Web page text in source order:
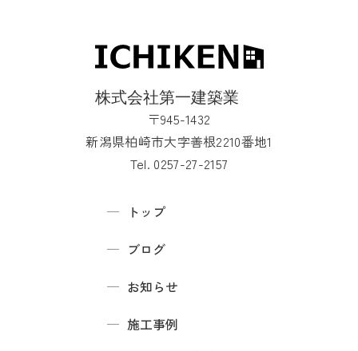
〒945-1432
新潟県柏崎市大字善根2210番地1
Tel. 0257-27-2157
トップ
ブログ
お知らせ
施工事例